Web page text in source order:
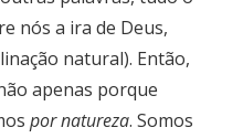
nós a ira de Deus,
natural). Então,
apenas porque
por natureza. Somos